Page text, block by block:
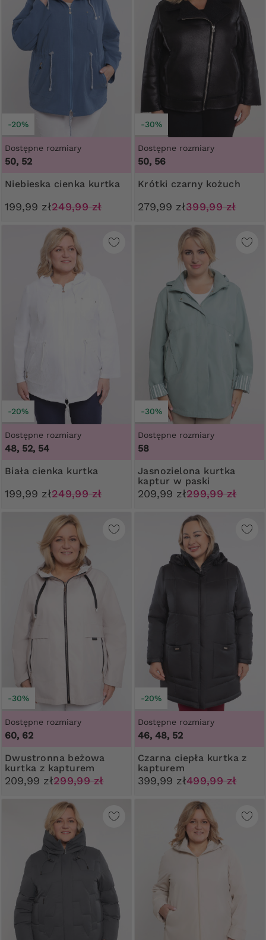
-20%
Dostępne rozmiary
50, 52
Niebieska cienka kurtka
199,99 zł249,99 zł
-30%
Dostępne rozmiary
50, 56
Krótki czarny kożuch
279,99 zł399,99 zł
-20%
Dostępne rozmiary
48, 52, 54
Biała cienka kurtka
199,99 zł249,99 zł
-30%
Dostępne rozmiary
58
Jasnozielona kurtka
kaptur w paski
209,99 zł299,99 zł
-30%
Dostępne rozmiary
60, 62
Dwustronna beżowa
kurtka z kapturem
209,99 zł299,99 zł
-20%
Dostępne rozmiary
46, 48, 52
Czarna ciepła kurtka z
kapturem
399,99 zł499,99 zł